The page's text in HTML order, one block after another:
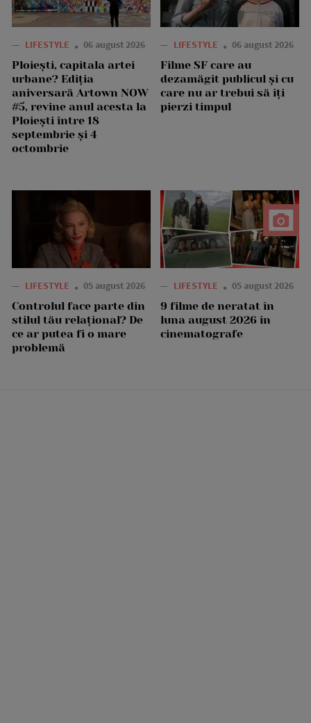
— LIFESTYLE 06 august 2026
Ploiești, capitala artei
urbane? Ediția
aniversară Artown NOW
#5, revine anul acesta la
Ploiești între 18
septembrie și 4
octombrie
— LIFESTYLE 06 august 2026
Filme SF care au
dezamăgit publicul și cu
care nu ar trebui să îți
pierzi timpul
— LIFESTYLE 05 august 2026
Controlul face parte din
stilul tău relațional? De
ce ar putea fi o mare
problemă
— LIFESTYLE 05 august 2026
9 filme de neratat în
luna august 2026 în
cinematografe